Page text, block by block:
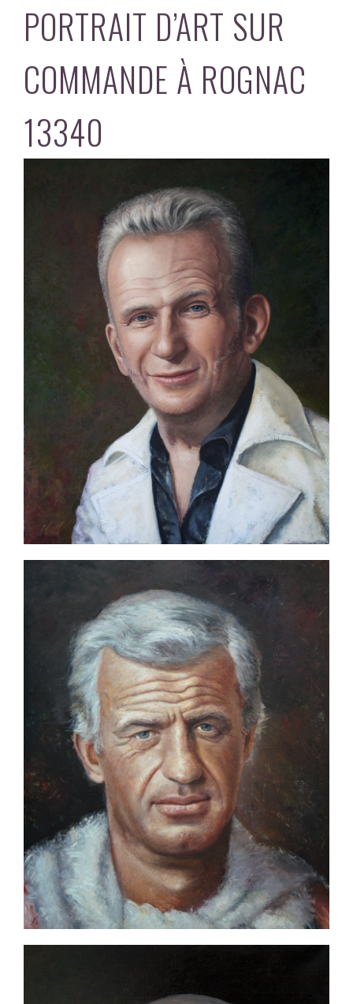
PORTRAIT D’ART SUR
COMMANDE À ROGNAC
13340